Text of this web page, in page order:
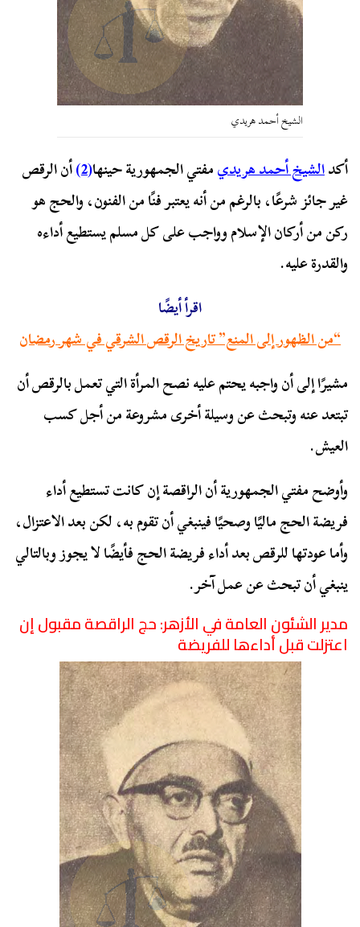
الشيخ أحمد هريدي
أكدالشيخ أحمد هريديمفتي الجمهورية حينها(2) أن الرقص
غير جائز شرعًا، بالرغم من أنه يعتبر فنًا من الفنون، والحج هو
ركن من أركان الإسلام وواجب على كل مسلم يستطيع أداءه
والقدرة عليه.
اقرأ أيضًا
“من الظهور إلى المنع” تاريخ الرقص الشرقي في شهر رمضان
مشيرًا إلى أن واجبه يحتم عليه نصح المرأة التي تعمل بالرقص أن
تبتعد عنه وتبحث عن وسيلة أخرى مشروعة من أجل كسب
العيش.
وأوضح مفتي الجمهورية أن الراقصة إن كانت تستطيع أداء
فريضة الحج ماليًا وصحيًا فينبغي أن تقوم به، لكن بعد الاعتزال،
وأما عودتها للرقص بعد أداء فريضة الحج فأيضًا لا يجوز وبالتالي
ينبغي أن تبحث عن عمل آخر.
مدير الشئون العامة في الأزهر: حج الراقصة مقبول إن
اعتزلت قبل أداءها للفريضة